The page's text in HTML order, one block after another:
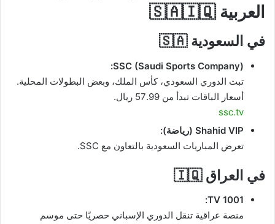
العربية 🇸🇦🇮🇶
في السعودية 🇸🇦
SSC (Saudi Sports Company):
تبث الدوري السعودي، كأس الملك، وبعض البطولات المحلية.
أسعار الباقات تبدأ من 57.99 ريال.
ssc.tv
Shahid VIP (رياضة):
تعرض المباريات السعودية بالتعاون مع SSC.
في العراق 🇮🇶
1001 TV:
منصة عراقية تنقل الدوري الإسباني حصريًا حتى موسم